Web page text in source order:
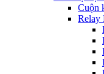
Cuộn
Relay